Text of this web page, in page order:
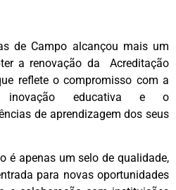
de Campo alcançou mais um
a renovação da Acreditação
reflete o compromisso com a
inovação educativa e o
de aprendizagem dos seus
é apenas um selo de qualidade,
para novas oportunidades